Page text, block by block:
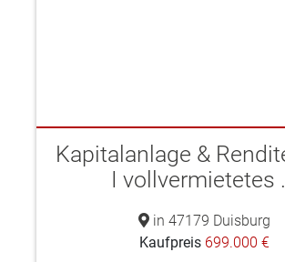
Kapitalanlage &
I vollvermietetes
in 47179 Duisburg
Kaufpreis 699.000 €